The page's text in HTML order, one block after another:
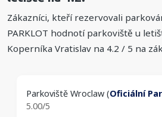
Zákazníci, kteří rezervovali
PARKLOT hodnotí parkoviště u
Koperníka Vratislav na 4.2 / 5 na
Parkoviště Wroclaw (Oficiální
5.00/5